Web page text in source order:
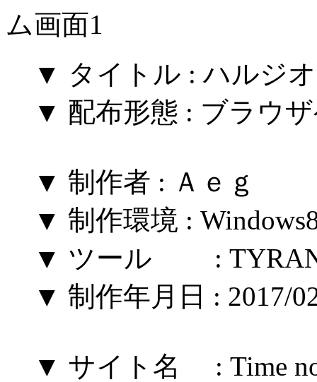
▼ タイトル : ハルジ
▼ 配布形態 : ブラウザ
▼ 制作者 : Ａｅｇ
▼ 制作環境 :
▼ ツール :
▼ 制作年月日 : 2017/
▼ サイト名 : Time